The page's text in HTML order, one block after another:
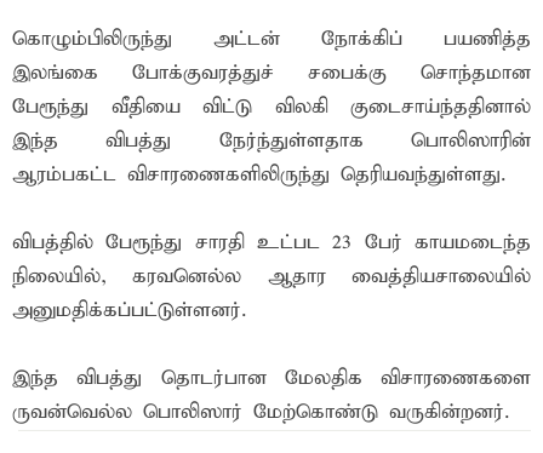
கொழும்பிலிருந்து அட்டன் நோக்கிப் பயணித்த
இலங்கை போக்குவரத்துச் சபைக்கு சொந்தமான
பேரூந்து வீதியை விட்டு விலகி குடைசாய்ந்ததினால்
இந்த விபத்து நேர்ந்துள்ளதாக பொலிஸாரின்
ஆரம்பகட்ட விசாரணைகளிலிருந்து தெரியவந்துள்ளது.
விபத்தில் பேரூந்து சாரதி உட்பட 23 பேர் காயமடைந்த
நிலையில், கரவனெல்ல ஆதார வைத்தியசாலையில்
அனுமதிக்கப்பட்டுள்ளனர்.
இந்த விபத்து தொடர்பான மேலதிக விசாரணைகளை
ருவன்வெல்ல பொலிஸார் மேற்கொண்டு வருகின்றனர்.